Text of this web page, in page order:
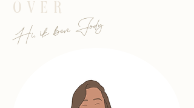
over
Hi, ik ben Jody